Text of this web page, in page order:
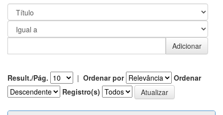
Result./Pág. | Ordenar por
Ordenar
Registro(s)